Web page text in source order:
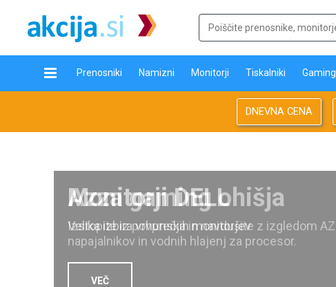
Prenosniki Namizni Monitorji Tiskalniki Gaming
DNEVNA CENA
Monitorji DELL
Velika izbira vrhunskih monitorjev
VEČ